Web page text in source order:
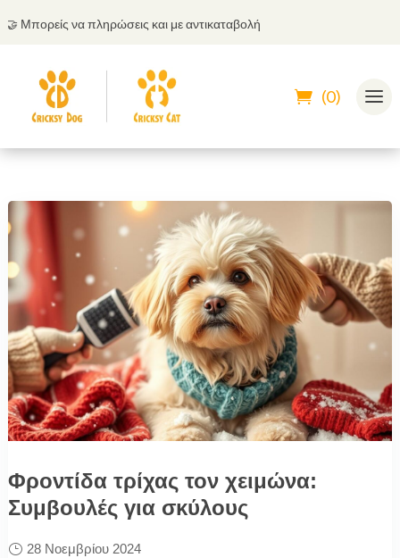
να πληρώσεις και με αντικαταβολή
(0)
Φροντίδα τρίχας τον χειμώνα:
Συμβουλές για σκύλους
28 Νοεμβρίου 2024